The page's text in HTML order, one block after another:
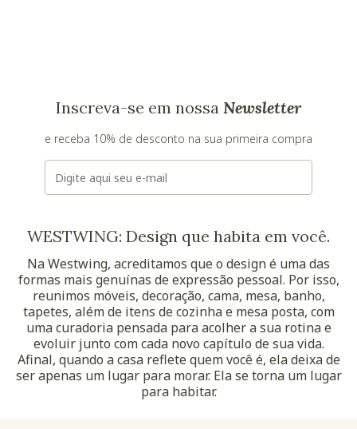
Inscreva-se em nossa Newsletter
e receba 10% de desconto na sua primeira compra
E-mail
WESTWING: Design que habita em você.
Na Westwing, acreditamos que o design é uma das
formas mais genuínas de expressão pessoal. Por isso,
reunimos móveis, decoração, cama, mesa, banho,
tapetes, além de itens de cozinha e mesa posta, com
uma curadoria pensada para acolher a sua rotina e
evoluir junto com cada novo capítulo de sua vida.
Afinal, quando a casa reflete quem você é, ela deixa de
ser apenas um lugar para morar. Ela se torna um lugar
para habitar.